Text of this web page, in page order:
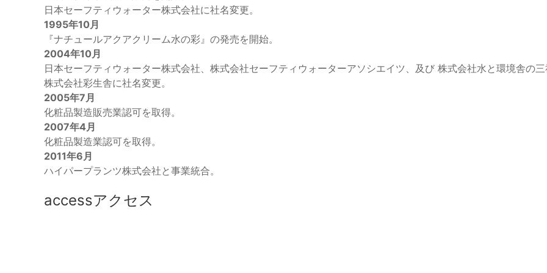
日本セーフティウォーター株式会社に社名変更。
1995年10月
『ナチュールアクアクリーム水の彩』の発売を開始。
2004年10月
日本セーフティウォーター株式会社、株式会社セーフティウォーターアソシエイツ、及び 株式会社水と環境舎の三
株式会社彩生舎に社名変更。
2005年7月
化粧品製造販売業認可を取得。
2007年4月
化粧品製造業認可を取得。
2011年6月
ハイパープランツ株式会社と事業統合。
accessアクセス